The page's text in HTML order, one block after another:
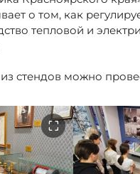
о том, как
тепловой и
стендов можно